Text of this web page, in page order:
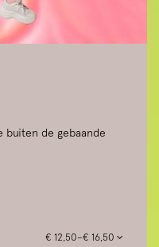
buiten de gebaande
€ 12,50–€ 16,50